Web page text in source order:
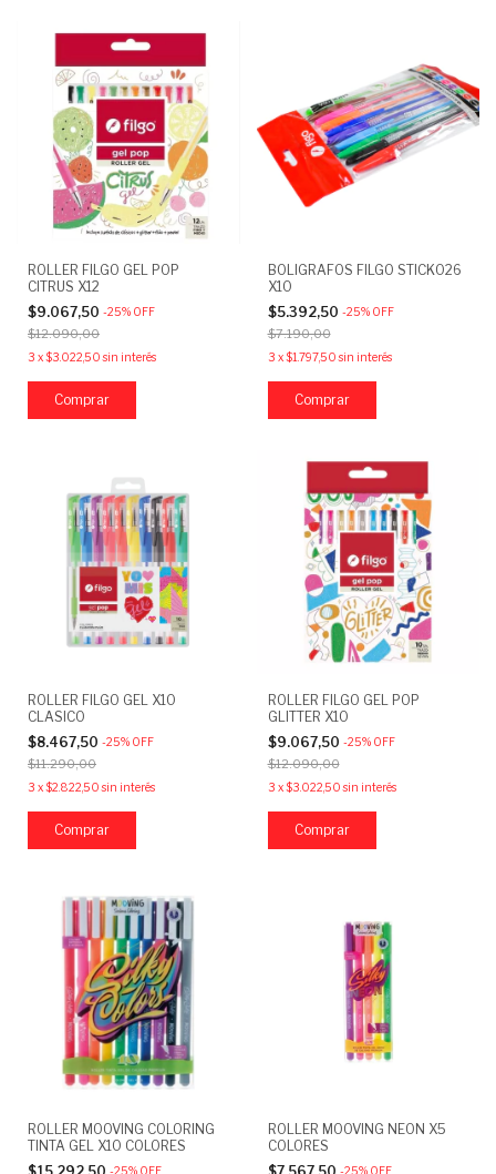
ROLLER FILGO GEL POP
CITRUS X12
$9.067,50 -25% OFF
$12.090,00
3 x$3.022,50 sin interés
BOLIGRAFOS FILGO STICK026
X10
$5.392,50 -25% OFF
$7.190,00
3 x$1.797,50 sin interés
ROLLER FILGO GEL X10
CLASICO
$8.467,50 -25% OFF
$11.290,00
3 x$2.822,50 sin interés
ROLLER FILGO GEL POP
GLITTER X10
$9.067,50 -25% OFF
$12.090,00
3 x$3.022,50 sin interés
ROLLER MOOVING COLORING
TINTA GEL X10 COLORES
-25% OFF
ROLLER MOOVING NEON X5
COLORES
-25% OFF